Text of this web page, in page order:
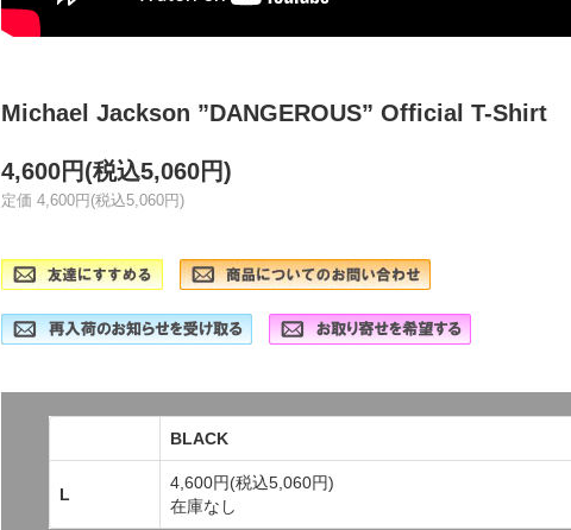
Michael Jackson ”DANGEROUS” Official T-Shirt
4,600円(税込5,060円)
定価 4,600円(税込5,060円)
BLACK
L
4,600円(税込5,060円)
在庫なし